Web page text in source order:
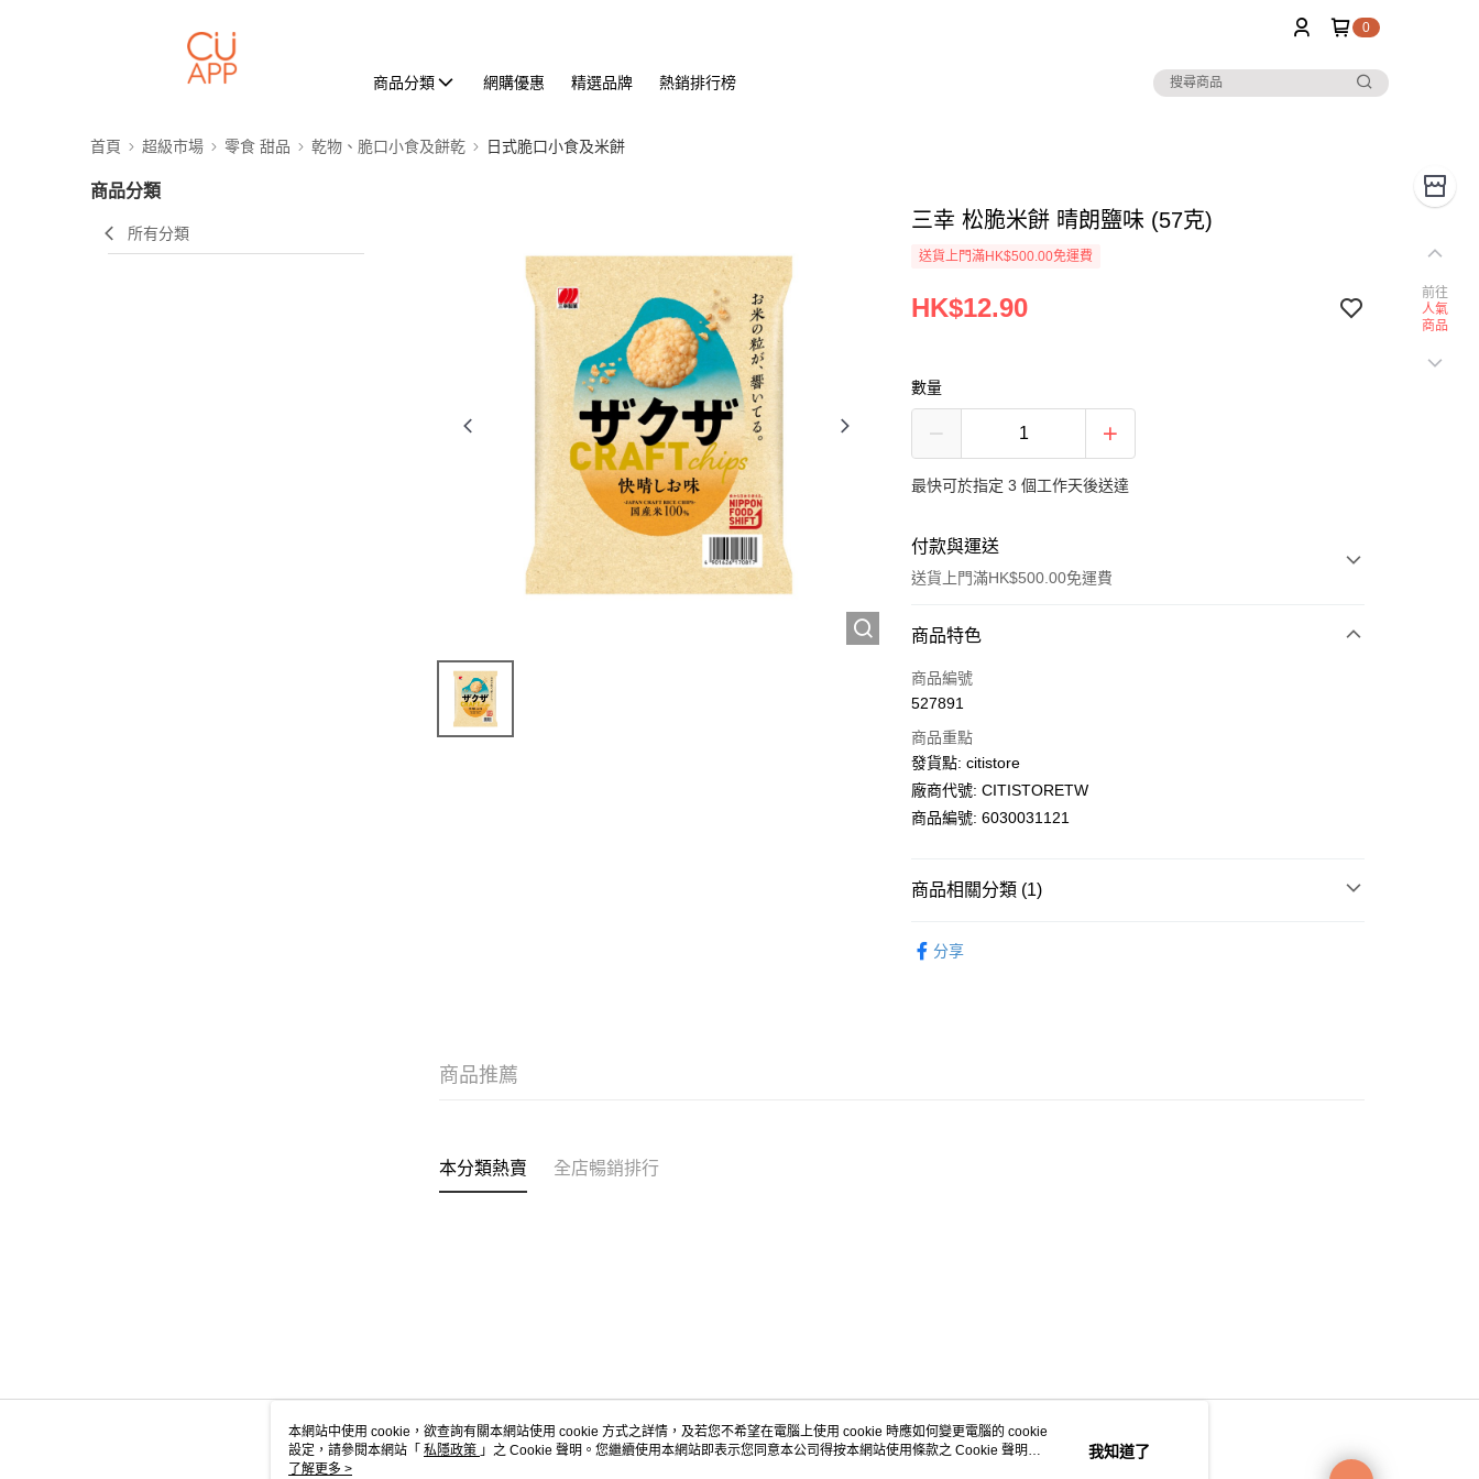
0
商品分類 網購優惠 精選品牌 熱銷排行榜
首頁 超級市場 零食 甜品 乾物、脆口小食及餅乾 日式脆口小食及米餅
商品分類
所有分類
三幸 松脆米餅 晴朗鹽味 (57克)
送貨上門滿HK$500.00免運費
HK$12.90
數量
最快可於指定 3 個工作天後送達
付款與運送
送貨上門滿HK$500.00免運費
付款方式
信用卡
PayMe
WeChat Pay
每筆HK$100.00，滿HK$500.00或以上免運費
商品特色
商品編號
527891
商品重點
發貨點: citistore
廠商代號: CITISTORETW
商品編號: 6030031121
商品相關分類 (1)
及米餅
分享
商品推薦
本分類熱賣 全店暢銷排行
關於我們 客戶服務
前往
人氣
商品
本網站中使用 cookie，欲查詢有關本網站使用 cookie 方式之詳情，及若您不希望在電腦上使用 cookie 時應如何變更電腦的 cookie
設定，請參閱本網站「 私隱政策 」之 Cookie 聲明。您繼續使用本網站即表示您同意本公司得按本網站使用條款之 Cookie 聲明使
用 cookie。
了解更多 >
我知道了